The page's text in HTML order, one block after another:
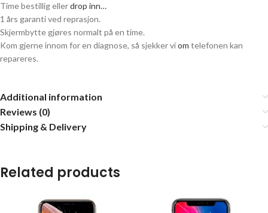
Time bestillig ellerdrop inn…
1 års garanti ved reprasjon.
Skjermbytte gjøres normalt på en time.
Kom gjerne innom for en diagnose, så sjekker viom telefonen kan
repareres.
Additional information
Reviews (0)
Shipping & Delivery
Related products